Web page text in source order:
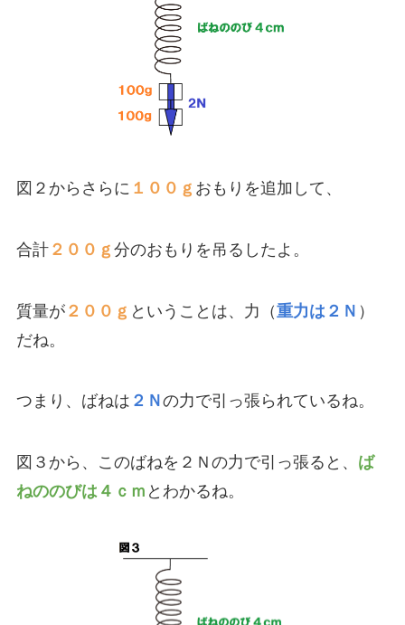
図２からさらに １００ｇ おもりを追加して、
合計２００ｇ 分のおもりを吊るしたよ。
質量が２００ｇ ということは、力（重力は２Ｎ ）
だね。
つまり、ばねは ２Ｎ の力で引っ張られているね。
図３から、このばねを２Ｎの力で引っ張ると、 ば
ねののびは４ｃｍ とわかるね。